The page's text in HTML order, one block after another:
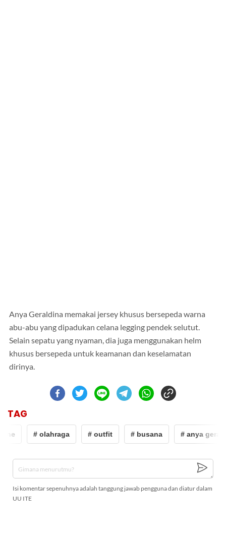
Anya Geraldina memakai jersey khusus bersepeda warna
abu-abu yang dipadukan celana legging pendek selutut.
Selain sepatu yang nyaman, dia juga menggunakan helm
khusus bersepeda untuk keamanan dan keselamatan
dirinya.
TAG
# olahraga # outfit # busana # anya
Isi komentar sepenuhnya adalah tanggung jawab pengguna dan diatur dalam
UU ITE